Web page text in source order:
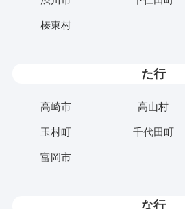
榛東村
た行
高崎市 高山村
玉村町 千代田町
富岡市
な行